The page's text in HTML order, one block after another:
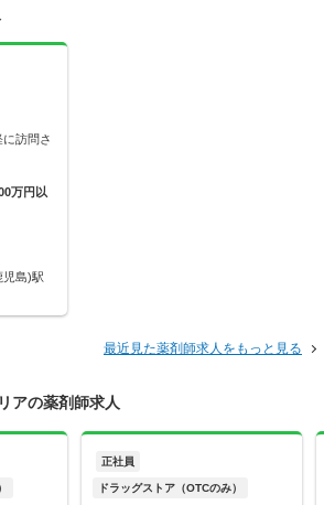
訪問さ
万円以
児島)駅
最近見た薬剤師求人をもっと見る
アの薬剤師求人
正社員
ドラッグストア（OTCのみ）